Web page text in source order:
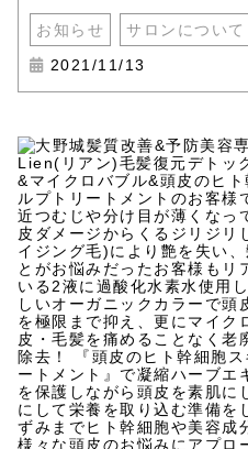
お知らせ サロンについて
2021/11/13